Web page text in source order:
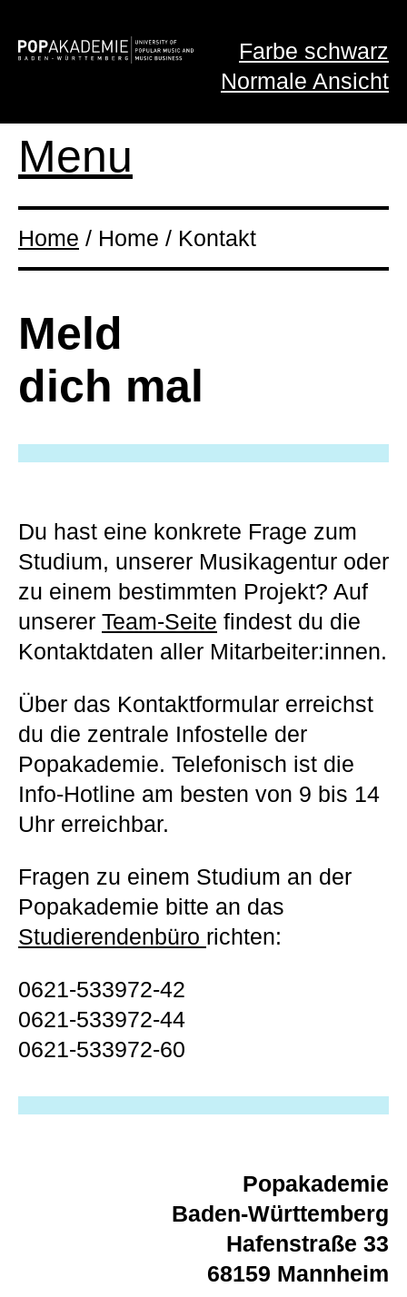
Farbe schwarz
Normale Ansicht
Menu
Home / Home / Kontakt
Meld
dich mal
Du hast eine konkrete Frage zum
Studium, unserer Musikagentur oder
zu einem bestimmten Projekt? Auf
unserer Team-Seite findest du die
Kontaktdaten aller Mitarbeiter:innen.
Über das Kontaktformular erreichst
du die zentrale Infostelle der
Popakademie. Telefonisch ist die
Info-Hotline am besten von 9 bis 14
Uhr erreichbar.
Fragen zu einem Studium an der
Popakademie bitte an das
Studierendenbüro richten:
0621-533972-42
0621-533972-44
0621-533972-60
Popakademie
Baden-Württemberg
Hafenstraße 33
68159 Mannheim